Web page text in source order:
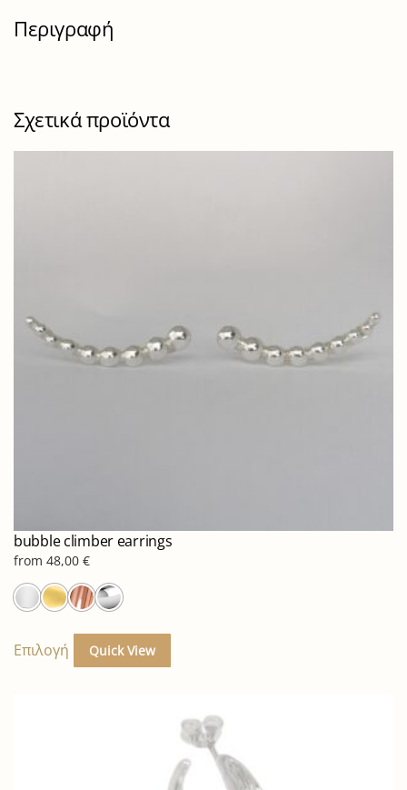
Περιγραφή
Σχετικά προϊόντα
bubble climber earrings
from 48,00 €
Επιλογή Quick View
προϊόν
πολλαπλές
παραλλαγές.
Οι
επιλογές